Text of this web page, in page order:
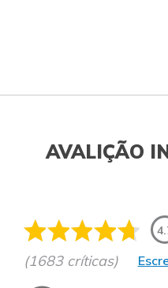
AVALIÇÃO
(1683 críticas)